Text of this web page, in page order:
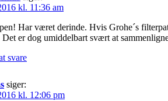
kl. 11:36 am
Har været derinde. Hvis Grohe´s
Det er dog umiddelbart svært at
svare
siger:
kl. 12:06 pm